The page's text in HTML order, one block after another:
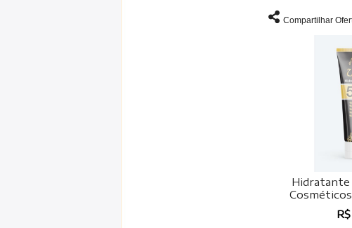
Compartilhar
Hidratante